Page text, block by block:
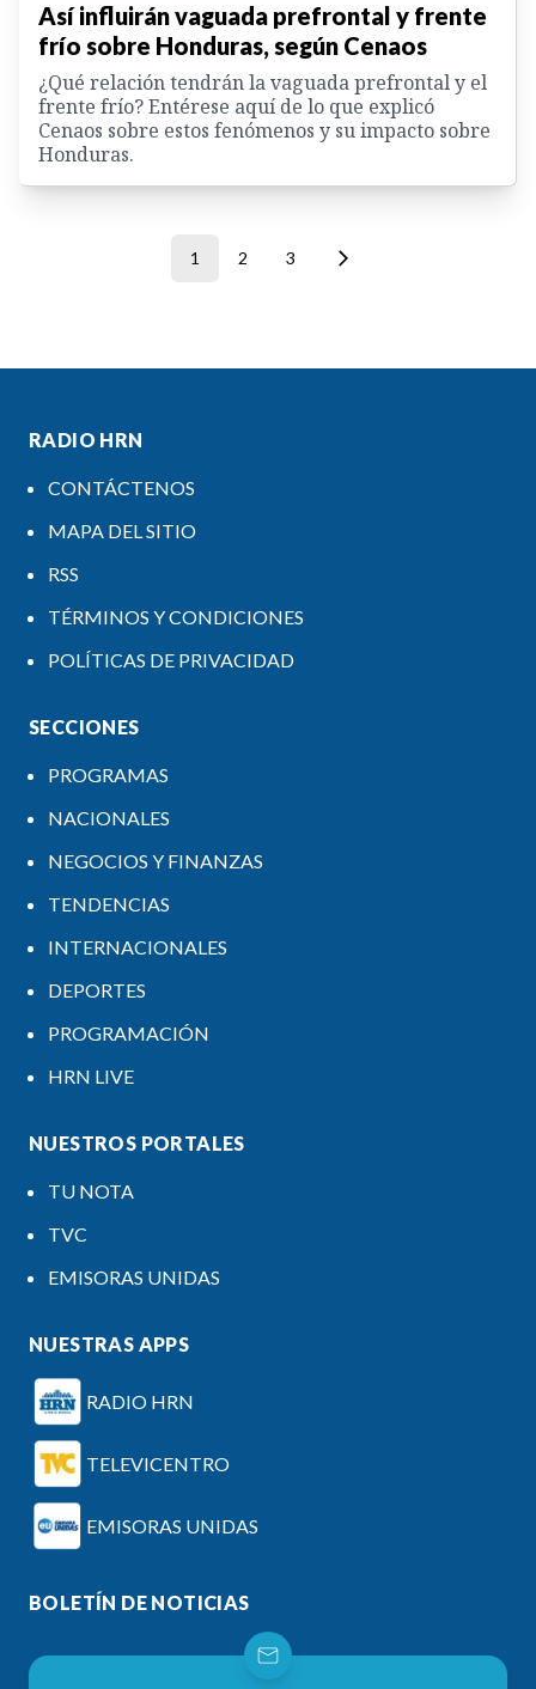
Así influirán vaguada prefrontal y frente
frío sobre Honduras, según Cenaos
¿Qué relación tendrán la vaguada prefrontal y el
frente frío? Entérese aquí de lo que explicó
Cenaos sobre estos fenómenos y su impacto sobre
Honduras.
1 2 3
RADIO HRN
CONTÁCTENOS
MAPA DEL SITIO
RSS
TÉRMINOS Y CONDICIONES
POLÍTICAS DE PRIVACIDAD
SECCIONES
PROGRAMAS
NACIONALES
NEGOCIOS Y FINANZAS
TENDENCIAS
INTERNACIONALES
DEPORTES
PROGRAMACIÓN
HRN LIVE
NUESTROS PORTALES
TU NOTA
TVC
EMISORAS UNIDAS
NUESTRAS APPS
RADIO HRN
TELEVICENTRO
EMISORAS UNIDAS
BOLETÍN DE NOTICIAS